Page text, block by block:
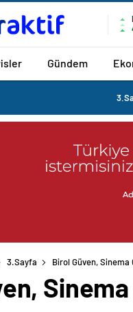
Gündem
3.Sayfa Birol Güven, Sinema